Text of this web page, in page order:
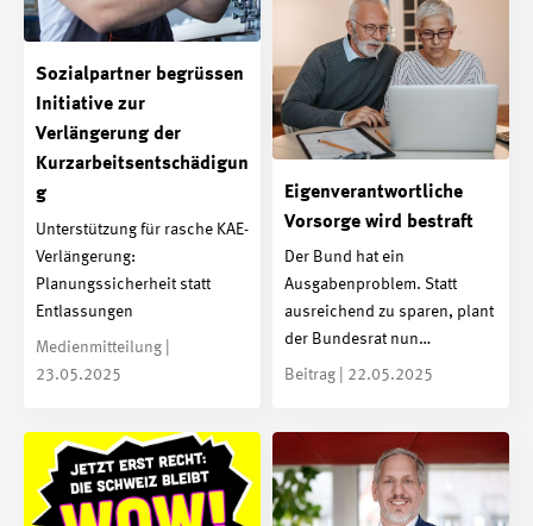
Sozialpartner begrüssen
Initiative zur
Verlängerung der
Kurzarbeitsentschädigun
g
Unterstützung für rasche KAE-
Verlängerung:
Planungssicherheit statt
Entlassungen
Medienmitteilung |
23.05.2025
Eigenverantwortliche
Vorsorge wird bestraft
Der Bund hat ein
Ausgabenproblem. Statt
ausreichend zu sparen, plant
der Bundesrat nun…
Beitrag | 22.05.2025